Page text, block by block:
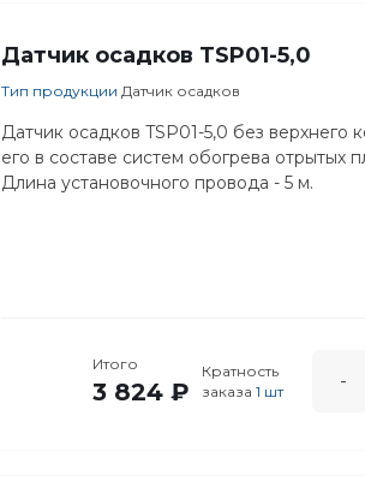
Датчик осадков TSP01-5,0
Тип продукции Датчик осадков
Датчик осадков TSP01-5,0 без верхнего
его в составе систем обогрева отрытых
Длина установочного провода - 5 м.
Итого
3 824 ₽
Кратность
заказа 1 шт -